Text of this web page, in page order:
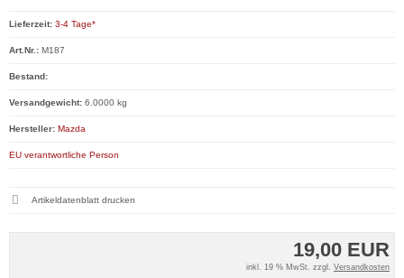
19,00 EUR
inkl. 19 % MwSt. zzgl. Versandkosten
Lieferzeit: 3-4 Tage*
Art.Nr.: M187
Bestand:
Versandgewicht: 6.0000 kg
Hersteller: Mazda
EU verantwortliche Person
Artikeldatenblatt drucken